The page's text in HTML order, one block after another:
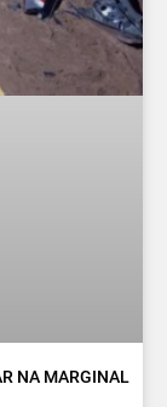
NA MARGINAL